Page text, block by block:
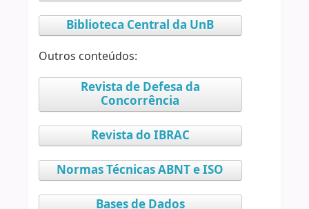
Biblioteca Central da UnB
Outros conteúdos:
Revista de Defesa da
Concorrência
Revista do IBRAC
Normas Técnicas ABNT e ISO
Bases de Dados